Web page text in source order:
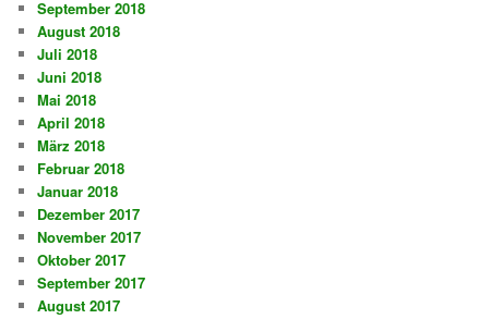
September 2018
August 2018
Juli 2018
Juni 2018
Mai 2018
April 2018
März 2018
Februar 2018
Januar 2018
Dezember 2017
November 2017
Oktober 2017
September 2017
August 2017